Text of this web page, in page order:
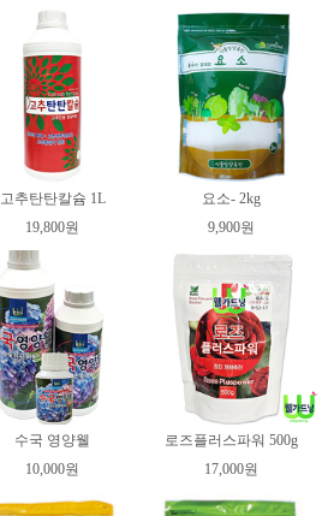
고추탄탄칼슘 1L
19,800원
요소- 2kg
9,900원
수국 영양웰
10,000원
로즈플러스파워 500g
17,000원